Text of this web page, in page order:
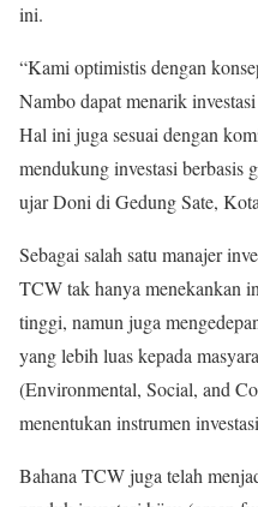
ini.
“Kami optimistis dengan
Nambo dapat menarik
Hal ini juga sesuai dengan
mendukung investasi berbasis
ujar Doni di Gedung Sate,
Sebagai salah satu manajer
TCW tak hanya menekankan
tinggi, namun juga
yang lebih luas kepada
(Environmental, Social, and
menentukan instrumen
Bahana TCW juga telah